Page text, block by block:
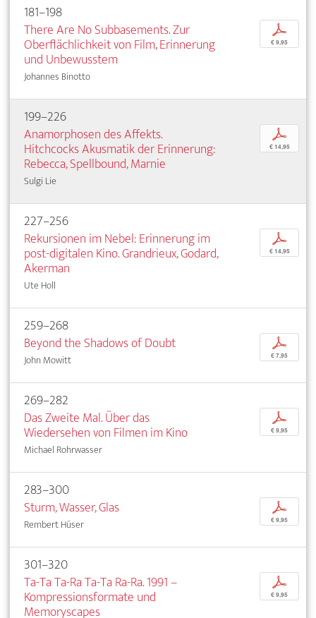
181–198
There Are No Subbasements. Zur
Oberflächlichkeit von Film, Erinnerung
und Unbewusstem
Johannes Binotto
p
€ 9,95
199–226
Anamorphosen des Affekts.
Hitchcocks Akusmatik der Erinnerung:
Rebecca, Spellbound, Marnie
Sulgi Lie
p
€ 14,95
227–256
Rekursionen im Nebel: Erinnerung im
post-digitalen Kino. Grandrieux, Godard,
Akerman
Ute Holl
p
€ 14,95
259–268
Beyond the Shadows of Doubt
John Mowitt
p
€ 7,95
269–282
Das Zweite Mal. Über das
Wiedersehen von Filmen im Kino
Michael Rohrwasser
p
€ 9,95
283–300
Sturm, Wasser, Glas
Rembert Hüser
p
€ 9,95
301–320
Ta-Ta Ta-Ra Ta-Ta Ra-Ra. 1991 –
Kompressionsformate und
Memoryscapes
p
€ 9,95